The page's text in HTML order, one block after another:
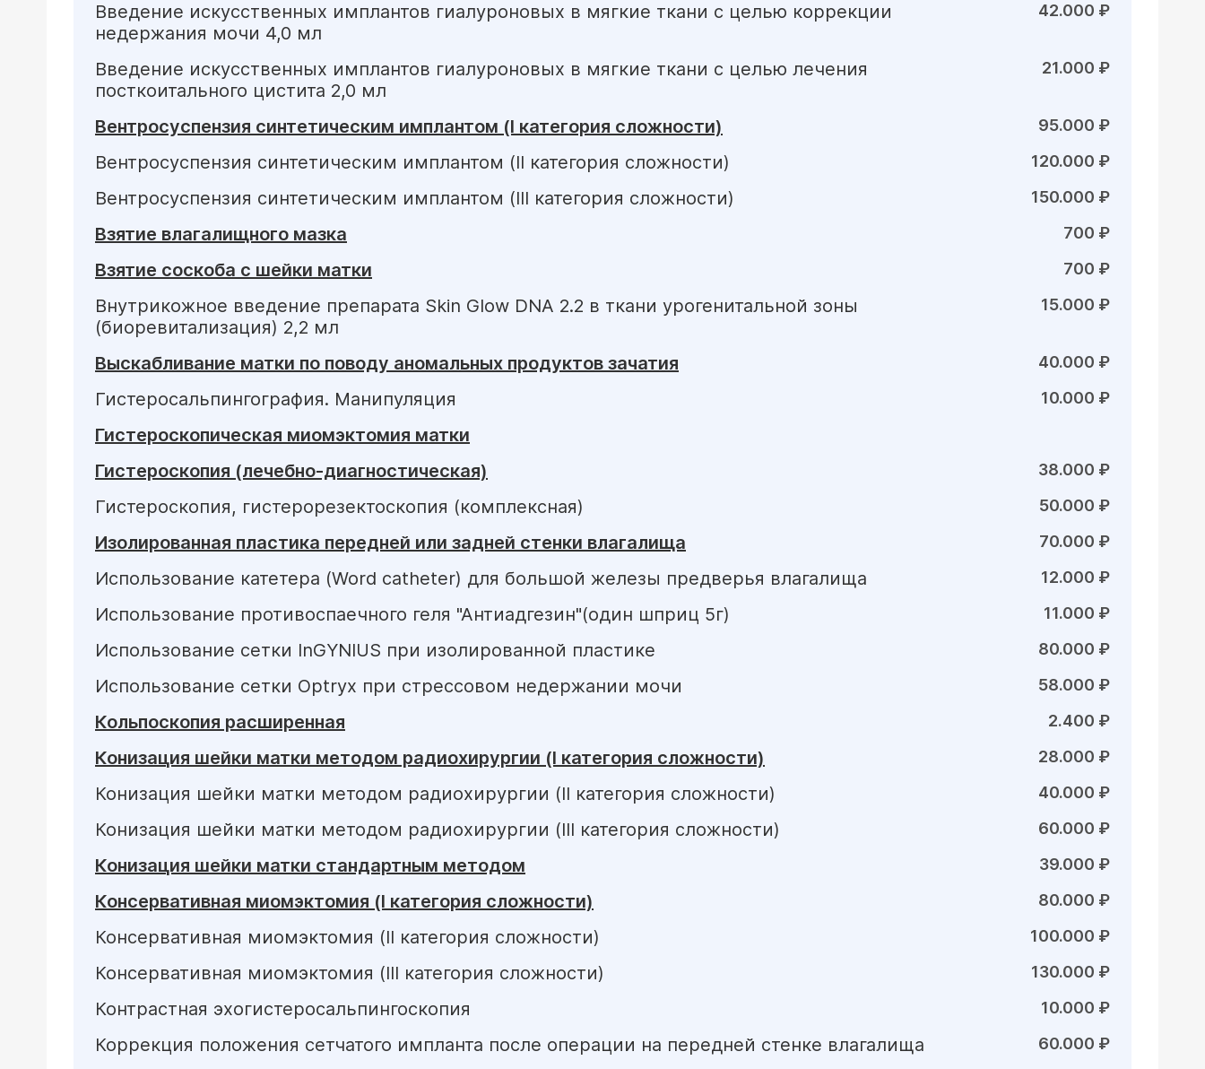
Введение искусственных имплантов гиалуроновых в мягкие ткани с целью коррекции
недержания мочи 4,0 мл
42.000 ₽
Введение искусственных имплантов гиалуроновых в мягкие ткани с целью лечения
посткоитального цистита 2,0 мл
21.000 ₽
Вентросуспензия синтетическим имплантом (I категория сложности) 95.000 ₽
Вентросуспензия синтетическим имплантом (II категория сложности) 120.000 ₽
Вентросуспензия синтетическим имплантом (III категория сложности) 150.000 ₽
Взятие влагалищного мазка 700 ₽
Взятие соскоба с шейки матки 700 ₽
Внутрикожное введение препарата Skin Glow DNA 2.2 в ткани урогенитальной зоны
(биоревитализация) 2,2 мл
15.000 ₽
Выскабливание матки по поводу аномальных продуктов зачатия 40.000 ₽
Гистеросальпингография. Манипуляция 10.000 ₽
Гистероскопическая миомэктомия матки
Гистероскопия (лечебно-диагностическая)
38.000 ₽
Гистероскопия, гистерорезектоскопия (комплексная) 50.000 ₽
Изолированная пластика передней или задней стенки влагалища 70.000 ₽
Использование катетера (Word catheter) для большой железы предверья влагалища 12.000 ₽
Использование противоспаечного геля "Антиадгезин"(один шприц 5г) 11.000 ₽
Использование сетки InGYNIUS при изолированной пластике 80.000 ₽
Использование сетки Optryx при стрессовом недержании мочи 58.000 ₽
Кольпоскопия расширенная 2.400 ₽
Конизация шейки матки методом радиохирургии (I категория сложности) 28.000 ₽
Конизация шейки матки методом радиохирургии (II категория сложности) 40.000 ₽
Конизация шейки матки методом радиохирургии (III категория сложности) 60.000 ₽
Конизация шейки матки стандартным методом 39.000 ₽
Консервативная миомэктомия (I категория сложности) 80.000 ₽
Консервативная миомэктомия (II категория сложности) 100.000 ₽
Консервативная миомэктомия (III категория сложности) 130.000 ₽
Контрастная эхогистеросальпингоскопия 10.000 ₽
Коррекция положения сетчатого импланта после операции на передней стенке влагалища 60.000 ₽